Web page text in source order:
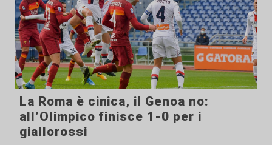
La Roma è cinica, il Genoa no:
all’Olimpico finisce 1-0 per i
giallorossi